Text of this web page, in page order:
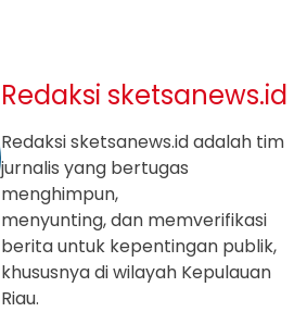
Redaksi sketsanews.id
Redaksi sketsanews.id adalah tim
jurnalis yang bertugas
menghimpun,
menyunting, dan memverifikasi
berita untuk kepentingan publik,
khususnya di wilayah Kepulauan
Riau.